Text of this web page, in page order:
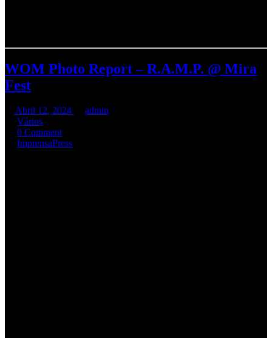
WOM Photo Report – R.A.M.P. @ Mira
Fest
Abril 12, 2024
admin
Vários
0 Comment
ImprensaPress